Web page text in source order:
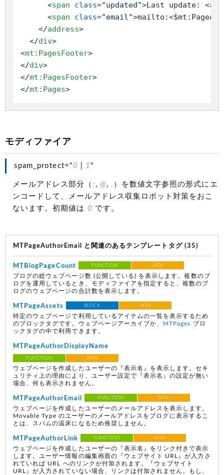
<span class="updated">Last update: <
<span class="email">
</address>
</div>
<mt:PagesFooter>
</div>
</mt:PagesFooter>
</mt:Pages>
モディファイア
spam_protect="0 1 "
メールアドレス部分（ : , @ , . ）を数値文字参照の形式にエ
ンコードして、メールアドレス収集ロボット対策をおこ
ないます。初期値は 0 です。
MTPageAuthorEmail と関連のあるテンプレートタグ (35)
MTBlogPageCount FUNCTION MT4
ブログの総ウェブページ数 (公開している) を表示します。複数のブ
ログを運用しているとき、モディファイアを指定すると、複数のブ
ログのウェブページの合計数を表示します。
MTPageAssets BLOCK MT4
特定のウェブページで利用しているアイテムの一覧を表示するため
のブロックタグです。ウェブページアーカイブか、
MTPages ブロ
ックタグの中で利用できます。
MTPageAuthorDisplayName
FUNCTION MT4
ウェブページを作成したユーザーの『表示名』を表示します。セキ
ュリティ上の理由により、ユーザー設定で『表示名』の設定が無い
場合、何も表示されません。
MTPageAuthorEmail FUNCTION MT4
ウェブページを作成したユーザーのメールアドレスを表示します。
Movable Type のユーザーのメールアドレスをブログに表示するこ
とは、スパムの温床になるため推奨しません。
MTPageAuthorLink FUNCTION MT4
ウェブページを作成したユーザーの『表示名』をリンク付きで表示
します。ユーザー情報の編集画面の『ウェブサイト URL』が入力さ
れていれば URL へのリンクが付加されます。『ウェブサイト
URL』が入力されていない場合、リンクは付加されません。もし、